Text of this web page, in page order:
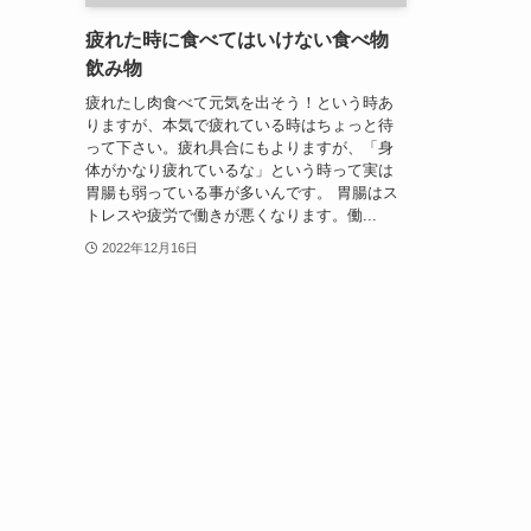
疲れた時に食べてはいけない食べ物
飲み物
疲れたし肉食べて元気を出そう！という時あ
りますが、本気で疲れている時はちょっと待
って下さい。疲れ具合にもよりますが、「身
体がかなり疲れているな」という時って実は
胃腸も弱っている事が多いんです。 胃腸はス
トレスや疲労で働きが悪くなります。働...
2022年12月16日